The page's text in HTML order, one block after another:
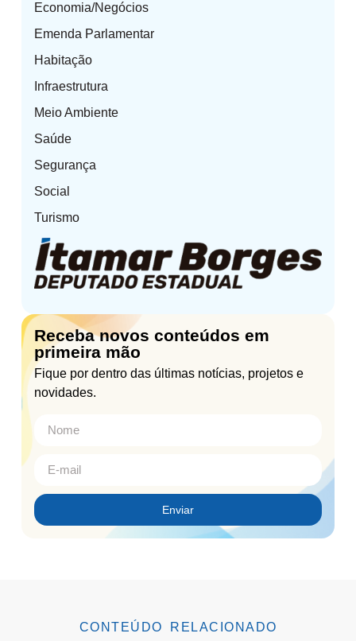
Economia/Negócios
Emenda Parlamentar
Habitação
Infraestrutura
Meio Ambiente
Saúde
Segurança
Social
Turismo
Receba novos conteúdos em
primeira mão
Fique por dentro das últimas notícias, projetos e
novidades.
Enviar
CONTEÚDO RELACIONADO